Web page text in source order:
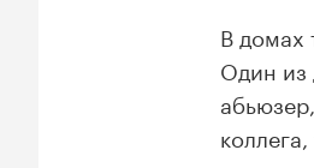
В домах
Один из